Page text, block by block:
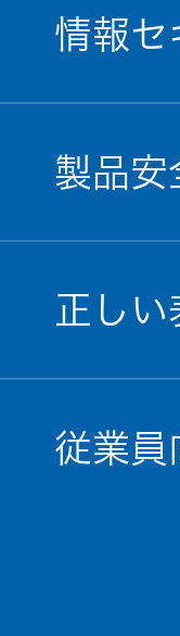
情報セ
製品安
正しい
従業員